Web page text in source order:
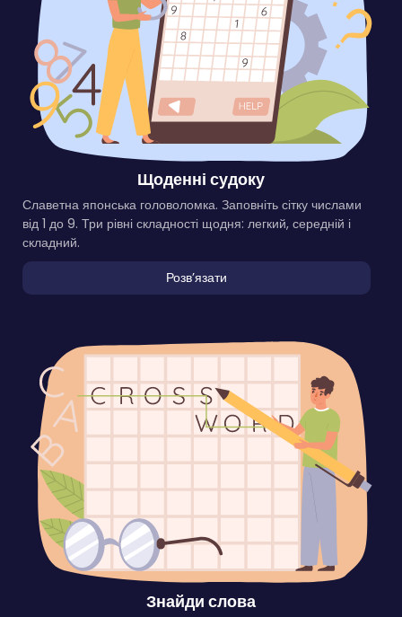
Щоденні судоку
Славетна японська головоломка. Заповніть сітку числами
від 1 до 9. Три рівні складності щодня: легкий, середній і
складний.
Розвʼязати
Знайди слова